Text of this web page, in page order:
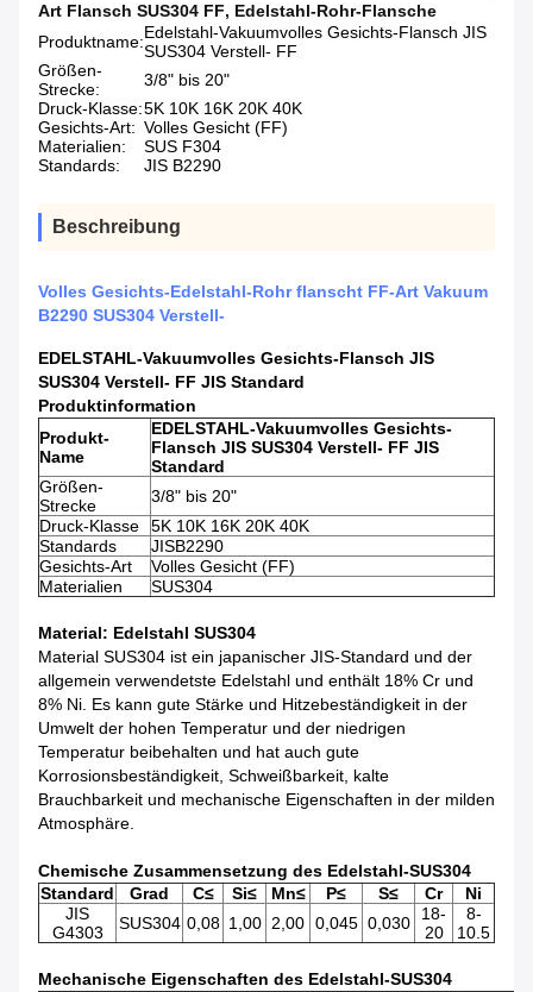
Art Flansch SUS304 FF, Edelstahl-Rohr-Flansche
Produktname:Edelstahl-Vakuumvolles Gesichts-Flansch JIS
SUS304 Verstell- FF
Größen-
Strecke:
3/8" bis 20"
Druck-Klasse:5K 10K 16K 20K 40K
Gesichts-Art: Volles Gesicht (FF)
Materialien:
SUS F304
Standards:
JIS B2290
Beschreibung
Volles Gesichts-Edelstahl-Rohr flanscht FF-Art Vakuum
B2290 SUS304 Verstell-
EDELSTAHL-Vakuumvolles Gesichts-Flansch JIS
SUS304 Verstell- FF JIS Standard
Produktinformation
Produkt-
Name
EDELSTAHL-Vakuumvolles Gesichts-
Flansch JIS SUS304 Verstell- FF JIS
Standard
Größen-
Strecke
3/8" bis 20"
Druck-Klasse
5K 10K 16K 20K 40K
Standards
JISB2290
Gesichts-Art
Volles Gesicht (FF)
Materialien
SUS304
Material: Edelstahl SUS304
Material SUS304 ist ein japanischer JIS-Standard und der
allgemein verwendetste Edelstahl und enthält 18% Cr und
8% Ni. Es kann gute Stärke und Hitzebeständigkeit in der
Umwelt der hohen Temperatur und der niedrigen
Temperatur beibehalten und hat auch gute
Korrosionsbeständigkeit, Schweißbarkeit, kalte
Brauchbarkeit und mechanische Eigenschaften in der milden
Atmosphäre.
Chemische Zusammensetzung des Edelstahl-SUS304
Standard
Grad C≤ Si≤ Mn≤ P≤ S≤ Cr
Ni
JIS
G4303
SUS304 0,08 1,00 2,00 0,045 0,030
18-
20
8-
10.5
Mechanische Eigenschaften des Edelstahl-SUS304